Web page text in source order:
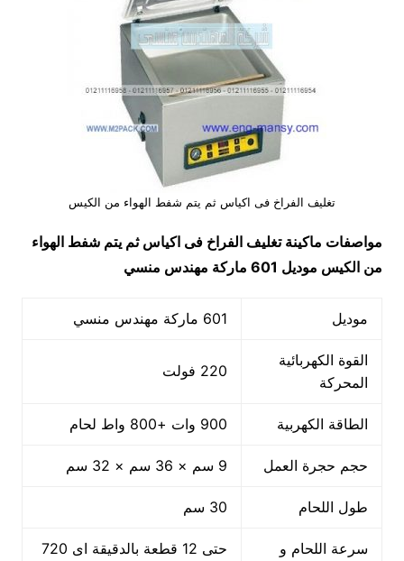
تغليف الفراخ فى اكياس ثم يتم شفط الهواء من الكيس
مواصفات ماكينةتغليف الفراخ فى اكياس ثم يتم شفط الهواء
من الكيس موديل 601 ماركة مهندس منسي
موديل 601 ماركة مهندس منسي
القوة الكهربائية
المحركة
220 فولت
الطاقة الكهربية 900 وات +800 واط لحام
حجم حجرة العمل 9 سم × 36 سم × 32 سم
طول اللحام 30 سم
سرعة اللحام و
حتى 12 قطعة بالدقيقة اى 720